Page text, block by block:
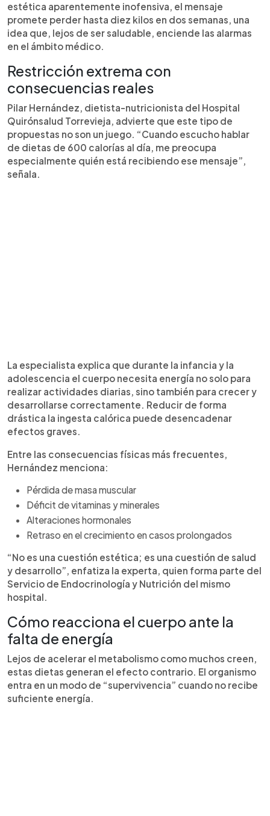
estética aparentemente inofensiva, el mensaje
promete perder hasta diez kilos en dos semanas, una
idea que, lejos de ser saludable, enciende las alarmas
en el ámbito médico.
Restricción extrema con
consecuencias reales
Pilar Hernández, dietista-nutricionista del Hospital
Quirónsalud Torrevieja, advierte que este tipo de
propuestas no son un juego. “Cuando escucho hablar
de dietas de 600 calorías al día, me preocupa
especialmente quién está recibiendo ese mensaje”,
señala.
La especialista explica que durante la infancia y la
adolescencia el cuerpo necesita energía no solo para
realizar actividades diarias, sino también para crecer y
desarrollarse correctamente. Reducir de forma
drástica la ingesta calórica puede desencadenar
efectos graves.
Entre las consecuencias físicas más frecuentes,
Hernández menciona:
Pérdida de masa muscular
Déficit de vitaminas y minerales
Alteraciones hormonales
Retraso en el crecimiento en casos prolongados
“No es una cuestión estética; es una cuestión de salud
y desarrollo”, enfatiza la experta, quien forma parte del
Servicio de Endocrinología y Nutrición del mismo
hospital.
Cómo reacciona el cuerpo ante la
falta de energía
Lejos de acelerar el metabolismo como muchos creen,
estas dietas generan el efecto contrario. El organismo
entra en un modo de “supervivencia” cuando no recibe
suficiente energía.